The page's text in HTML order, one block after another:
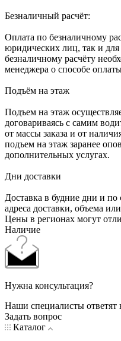
Безналичный расчёт:
Оплата по безналичному
юридических лиц, так и
безналичному расчёту
менеджера о способе
Подъём на этаж
Подъем на этаж
договариваясь с самим
от массы заказа и от
подъем на этаж заранее
дополнительных услугах.
Дни доставки
Доставка в будние дни и по
адреса доставки, объема
Цены в регионах могут
Наличие
Нужна консультация?
Наши специалисты
Задать вопрос
Каталог